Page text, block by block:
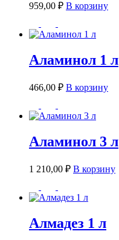
959,00 ₽ В корзину
Аламинол 1 л
466,00 ₽ В корзину
Аламинол 3 л
1 210,00 ₽ В корзину
Алмадез 1 л